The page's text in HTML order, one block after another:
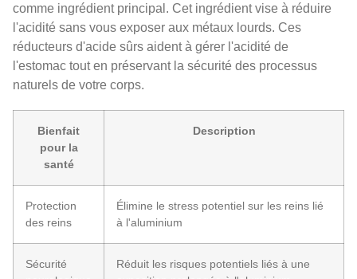
comme ingrédient principal. Cet ingrédient vise à réduire
l'acidité sans vous exposer aux métaux lourds. Ces
réducteurs d'acide sûrs aident à gérer l'acidité de
l'estomac tout en préservant la sécurité des processus
naturels de votre corps.
Bienfait
pour la
santé
Description
Protection
des reins
Élimine le stress potentiel sur les reins lié
à l'aluminium
Sécurité
Réduit les risques potentiels liés à une